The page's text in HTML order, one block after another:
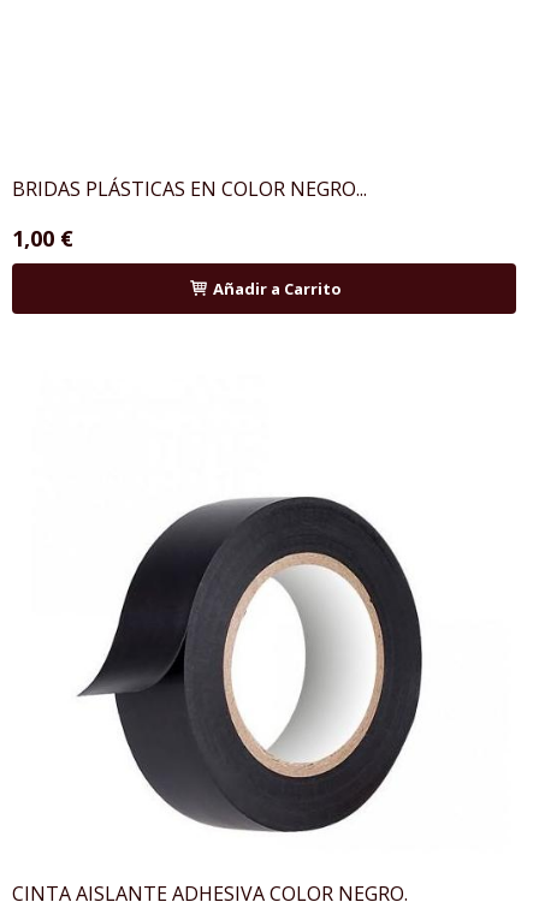
BRIDAS PLÁSTICAS EN COLOR NEGRO...
1,00 €
Añadir a Carrito
CINTA AISLANTE ADHESIVA COLOR NEGRO.